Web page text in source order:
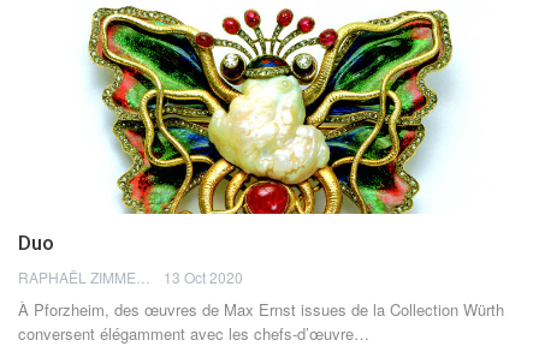
Duo
13 Oct 2020
À Pforzheim, des œuvres de Max Ernst issues de la Collection Würth
conversent élégamment avec les chefs-d’œuvre…